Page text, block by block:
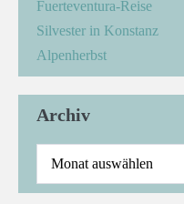
Fuerteventura-Reise
Silvester in Konstanz
Alpenherbst
Archiv